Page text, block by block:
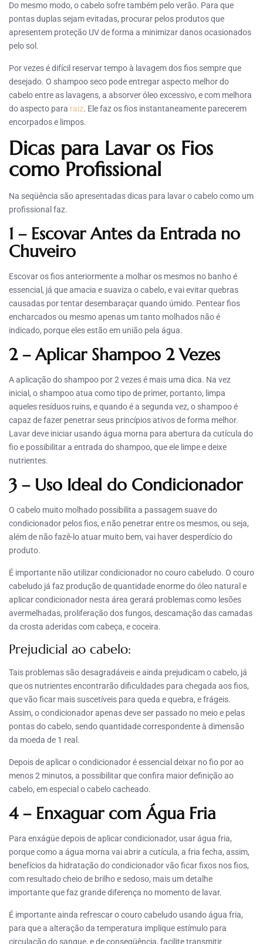
Do mesmo modo, o cabelo sofre também pelo verão. Para que
pontas duplas sejam evitadas, procurar pelos produtos que
apresentem proteção UV de forma a minimizar danos ocasionados
pelo sol.
Por vezes é difícil reservar tempo à lavagem dos fios sempre que
desejado. O shampoo seco pode entregar aspecto melhor do
cabelo entre as lavagens, a absorver óleo excessivo, e com melhora
do aspecto para raiz. Ele faz os fios instantaneamente parecerem
encorpados e limpos.
Dicas para Lavar os Fios
como Profissional
Na seqüência são apresentadas dicas para lavar o cabelo como um
profissional faz.
1 – Escovar Antes da Entrada no
Chuveiro
Escovar os fios anteriormente a molhar os mesmos no banho é
essencial, já que amacia e suaviza o cabelo, e vai evitar quebras
causadas por tentar desembaraçar quando úmido. Pentear fios
encharcados ou mesmo apenas um tanto molhados não é
indicado, porque eles estão em união pela água.
2 – Aplicar Shampoo 2 Vezes
A aplicação do shampoo por 2 vezes é mais uma dica. Na vez
inicial, o shampoo atua como tipo de primer, portanto, limpa
aqueles resíduos ruins, e quando é a segunda vez, o shampoo é
capaz de fazer penetrar seus princípios ativos de forma melhor.
Lavar deve iniciar usando água morna para abertura da cutícula do
fio e possibilitar a entrada do shampoo, que ele limpe e deixe
nutrientes.
3 – Uso Ideal do Condicionador
O cabelo muito molhado possibilita a passagem suave do
condicionador pelos fios, e não penetrar entre os mesmos, ou seja,
além de não fazê-lo atuar muito bem, vai haver desperdício do
produto.
É importante não utilizar condicionador no couro cabeludo. O couro
cabeludo já faz produção de quantidade enorme do óleo natural e
aplicar condicionador nesta área gerará problemas como lesões
avermelhadas, proliferação dos fungos, descamação das camadas
da crosta aderidas com cabeça, e coceira.
Prejudicial ao cabelo:
Tais problemas são desagradáveis e ainda prejudicam o cabelo, já
que os nutrientes encontrarão dificuldades para chegada aos fios,
que vão ficar mais suscetíveis para queda e quebra, e frágeis.
Assim, o condicionador apenas deve ser passado no meio e pelas
pontas do cabelo, sendo quantidade correspondente à dimensão
da moeda de 1 real.
Depois de aplicar o condicionador é essencial deixar no fio por ao
menos 2 minutos, a possibilitar que confira maior definição ao
cabelo, em especial o cabelo cacheado.
4 – Enxaguar com Água Fria
Para enxágüe depois de aplicar condicionador, usar água fria,
porque como a água morna vai abrir a cutícula, a fria fecha, assim,
benefícios da hidratação do condicionador vão ficar fixos nos fios,
com resultado cheio de brilho e sedoso, mais um detalhe
importante que faz grande diferença no momento de lavar.
É importante ainda refrescar o couro cabeludo usando água fria,
para que a alteração da temperatura implique estímulo para
circulação do sangue, e de conseqüência, facilite transmitir